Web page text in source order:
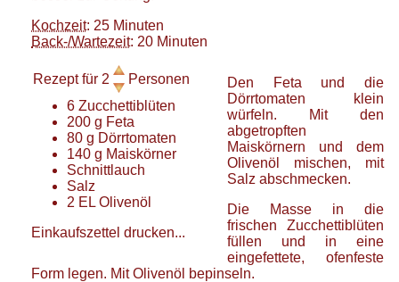
Kochzeit: 25 Minuten
Back-/Wartezeit: 20 Minuten
Rezept für 2
Personen
6 Zucchettiblüten
200 g Feta
80 g Dörrtomaten
140 g Maiskörner
Schnittlauch
Salz
2 EL Olivenöl
Einkaufszettel drucken...
Den Feta und die
Dörrtomaten klein
würfeln. Mit den
abgetropften
Maiskörnern und dem
Olivenöl mischen, mit
Salz abschmecken.
Die Masse in die
frischen Zucchettiblüten
füllen und in eine
eingefettete, ofenfeste
Form legen. Mit Olivenöl bepinseln.